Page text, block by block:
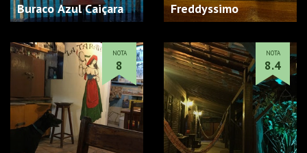
Buraco Azul Caiçara Freddyssimo
NOTA
8
NOTA
8.4